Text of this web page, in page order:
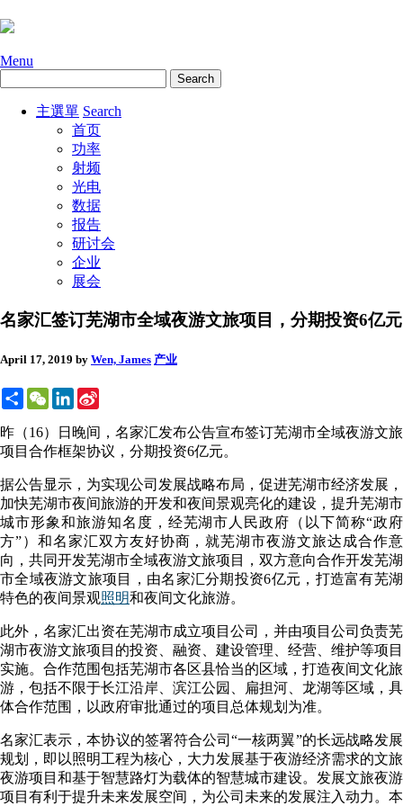
Menu
主選單 Search
首页
功率
射频
光电
数据
报告
研讨会
企业
展会
名家汇签订芜湖市全域夜游文旅项目，分期投资6亿元
April 17, 2019 by Wen, James 产业
ShareWeChatLinkedIn
昨（16）日晚间，名家汇发布公告宣布签订芜湖市全域夜游文旅
项目合作框架协议，分期投资6亿元。
据公告显示，为实现公司发展战略布局，促进芜湖市经济发展，
加快芜湖市夜间旅游的开发和夜间景观亮化的建设，提升芜湖市
城市形象和旅游知名度，经芜湖市人民政府（以下简称“政府
方”）和名家汇双方友好协商，就芜湖市夜游文旅达成合作意
向，共同开发芜湖市全域夜游文旅项目，双方意向合作开发芜湖
市全域夜游文旅项目，由名家汇分期投资6亿元，打造富有芜湖
特色的夜间景观照明和夜间文化旅游。
此外，名家汇出资在芜湖市成立项目公司，并由项目公司负责芜
湖市夜游文旅项目的投资、融资、建设管理、经营、维护等项目
实施。合作范围包括芜湖市各区县恰当的区域，打造夜间文化旅
游，包括不限于长江沿岸、滨江公园、扁担河、龙湖等区域，具
体合作范围，以政府审批通过的项目总体规划为准。
名家汇表示，本协议的签署符合公司“一核两翼”的长远战略发展
规划，即以照明工程为核心，大力发展基于夜游经济需求的文旅
夜游项目和基于智慧路灯为载体的智慧城市建设。发展文旅夜游
项目有利于提升未来发展空间，为公司未来的发展注入动力。本